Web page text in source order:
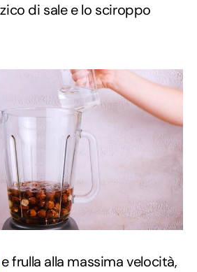
di sale e lo sciroppo
e frulla alla massima velocità,